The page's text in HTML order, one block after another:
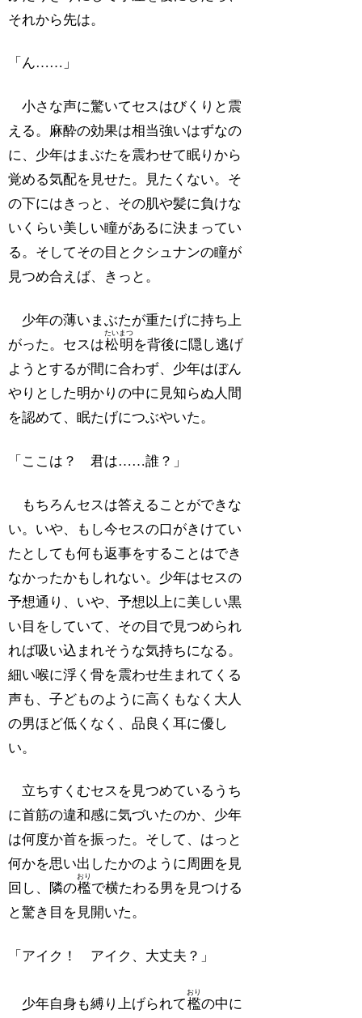
それから先は。
「ん……」
小さな声に驚いてセスはびくりと震
える。麻酔の効果は相当強いはずなの
に、少年はまぶたを震わせて眠りから
覚める気配を見せた。見たくない。そ
の下にはきっと、その肌や髪に負けな
いくらい美しい瞳があるに決まってい
る。そしてその目とクシュナンの瞳が
見つめ合えば、きっと。
少年の薄いまぶたが重たげに持ち上
がった。セスは松明
たいまつ
を背後に隠し逃げ
ようとするが間に合わず、少年はぼん
やりとした明かりの中に見知らぬ人間
を認めて、眠たげにつぶやいた。
「ここは？ 君は……誰？」
もちろんセスは答えることができな
い。いや、もし今セスの口がきけてい
たとしても何も返事をすることはでき
なかったかもしれない。少年はセスの
予想通り、いや、予想以上に美しい黒
い目をしていて、その目で見つめられ
れば吸い込まれそうな気持ちになる。
細い喉に浮く骨を震わせ生まれてくる
声も、子どものように高くもなく大人
の男ほど低くなく、品良く耳に優し
い。
立ちすくむセスを見つめているうち
に首筋の違和感に気づいたのか、少年
は何度か首を振った。そして、はっと
何かを思い出したかのように周囲を見
回し、隣の檻
おり
で横たわる男を見つける
と驚き目を見開いた。
「アイク！ アイク、大丈夫？」
少年自身も縛り上げられて檻
おり
の中に